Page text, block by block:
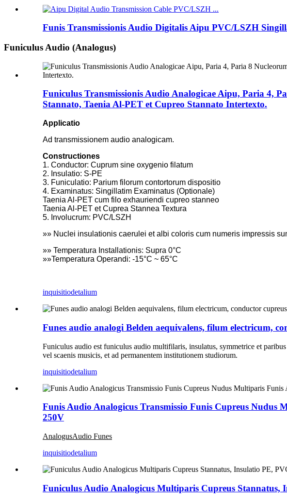
Funis Transmissionis Audio Digitalis Aipu PVC/LSZH
Funiculus Audio (Analogus)
Funiculus Transmissionis Audio Analogicae Aipu, Paria 4,
Stannato, Taenia Al-PET et Cupreo Stannato Intertexto.
Applicatio
Ad transmissionem audio analogicam.
Constructiones
1. Conductor: Cuprum sine oxygenio filatum
2. Insulatio: S-PE
3. Funiculatio: Parium filorum contortorum dispositio
4. Examinatus: Singillatim Examinatus (Optionale)
Taenia Al-PET cum filo exhauriendi cupreo stanneo
Taenia Al-PET et Cuprea Stannea Textura
5. Involucrum: PVC/LSZH
»» Nuclei insulationis caerulei et albi coloris cum numeris impressis
»» Temperatura Installationis: Supra 0°C
»»Temperatura Operandi: -15°C ~ 65°C
inquisitiodetalium
Funes audio analogi Belden aequivalens, filum electricum,
Funiculus audio est funiculus audio multifilaris, insulatus, symmetrice et
vel scaenis musicis, et ad permanentem institutionem studiorum.
inquisitiodetalium
Funis Audio Analogicus Transmissio Funis Cupreus
250V
AnalogusAudio Funes
inquisitiodetalium
Funiculus Audio Analogicus Multiparis Cupreus Stannatus,